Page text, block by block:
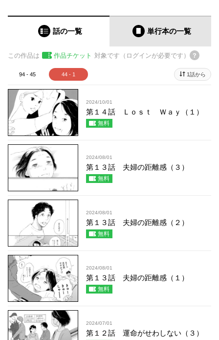
話の一覧 単行本の一覧
この作品は 作品チケット 対象です（ログインが必要です）
94 - 45 44 - 1 1話から
2024/10/01
第１４話 Ｌｏｓｔ Ｗａｙ（１）
無料
2024/08/01
第１３話 夫婦の距離感（３）
無料
2024/08/01
第１３話 夫婦の距離感（２）
無料
2024/08/01
第１３話 夫婦の距離感（１）
無料
2024/07/01
第１２話 運命がせわしない（３）